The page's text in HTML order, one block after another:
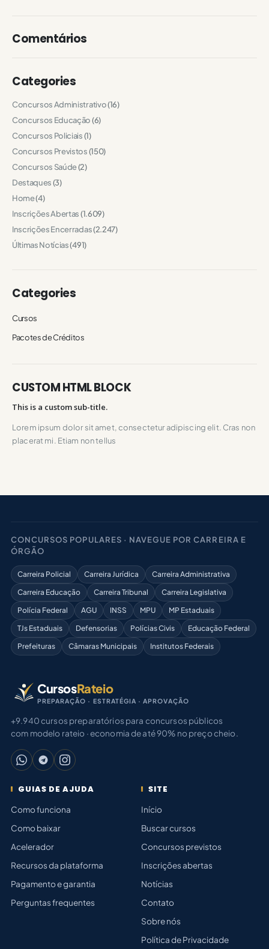
Comentários
Categories
Concursos Administrativo(16)
Concursos Educação(6)
Concursos Policiais(1)
Concursos Previstos(150)
Concursos Saúde(2)
Destaques(3)
Home(4)
Inscrições Abertas(1.609)
Inscrições Encerradas(2.247)
Últimas Notícias(491)
Categories
Cursos
Pacotes de Créditos
CUSTOM HTML BLOCK
This is a custom sub-title.
Lorem ipsum dolor sit amet, consectetur adipiscing elit. Cras non
placerat mi. Etiam non tellus
CONCURSOS POPULARES · NAVEGUE POR CARREIRA E
ÓRGÃO
Carreira Policial Carreira Jurídica
Carreira Administrativa
Carreira Educação
Carreira Tribunal
Carreira Legislativa
Polícia Federal
AGU INSS MPU
MP Estaduais
TJs Estaduais
Defensorias Polícias Civis
Educação Federal
Prefeituras
Câmaras Municipais Institutos Federais
CursosRateio
PREPARAÇÃO · ESTRATÉGIA · APROVAÇÃO
+9.940 cursos preparatórios para concursos públicos
com modelo rateio · economia de até 90% no preço cheio.
GUIAS DE AJUDA
Como funciona
Como baixar
Acelerador
Recursos da plataforma
Pagamento e garantia
Perguntas frequentes
SITE
Início
Buscar cursos
Concursos previstos
Inscrições abertas
Notícias
Contato
Sobre nós
Política de Privacidade